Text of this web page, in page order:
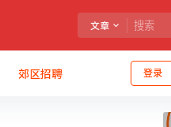
文章
登录
郊区招聘